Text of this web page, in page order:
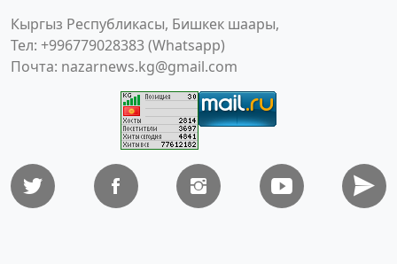
Кыргыз Республикасы, Бишкек шаары,
Тел: +996779028383 (Whatsapp)
Почта: nazarnews.kg@gmail.com